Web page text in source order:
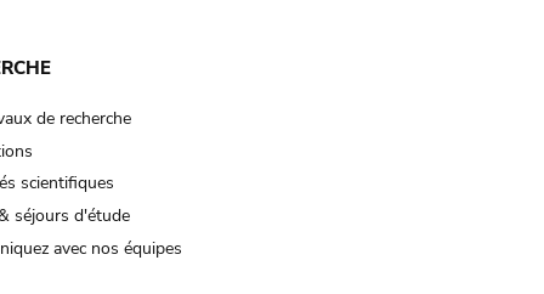
de recherche
scientifiques
séjours d'étude
avec nos équipes